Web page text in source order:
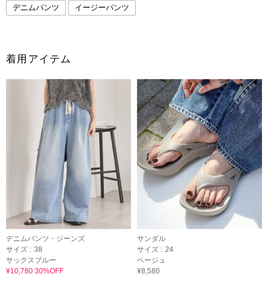
デニムパンツ イージーパンツ
着用アイテム
デニムパンツ・ジーンズ
サイズ : 38
サックスブルー
¥10,780 30%OFF
サンダル
サイズ : 24
ベージュ
¥8,580